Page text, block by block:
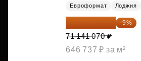
Евроформат Лоджия
64 738 374 ₽ -9%
71 141 070 ₽
646 737 ₽ за м²